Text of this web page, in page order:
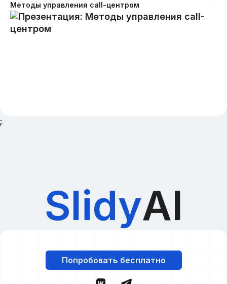
Методы управления call-центром
;
SlidyAI
Попробовать бесплатно